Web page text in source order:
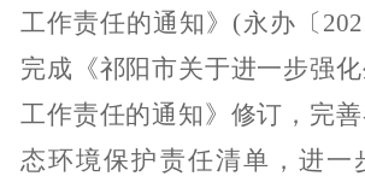
工作责任的通知》 (永办〔
完成《祁阳市关于进一步强
工作责任的通知》修订，完
态环境保护责任清单，进一